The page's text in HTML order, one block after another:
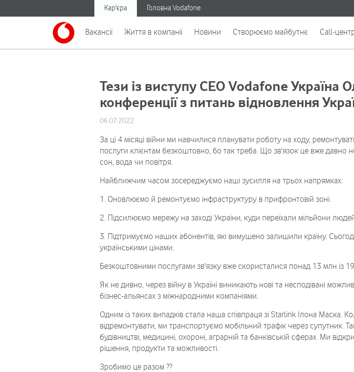
Кар'єра Головна Vodafone
Вакансії Життя в компанії Новини Створюємо майбутнє Call-
Тези із виступу CEO Vodafone Україна
конференції з питань відновлення
06.07.2022
За ці 4 місяці війни ми навчилися планувати роботу на ходу,
послуги клієнтам безкоштовно, бо так треба. Що зв'язок це вже давно
сон, вода чи повітря.
Найближчим часом зосереджуємо наші зусилля на трьох напрямках:
1. Оновлюємо й ремонтуємо інфраструктуру в прифронтовій зоні.
2. Підсилюємо мережу на заході України, куди переїхали мільйони
3. Підтримуємо наших абонентів, які вимушено залишили країну.
українськими цінами.
Безкоштовними послугами зв'язку вже скористалися понад 13 млн із
Як не дивно, через війну в Україні виникають нові та несподівані
бізнес-альянсах з міжнародними компаніями.
Одним із таких випадків стала наша співпраця зі Starlink Ілона
відремонтувати, ми транспортуємо мобільний трафік через супутник.
будівництві, медицині, охороні, аграрній та банківській сферах. Ми
рішення, продукти та можливості.
Зробимо це разом ??